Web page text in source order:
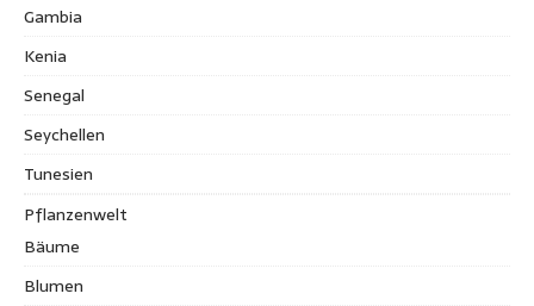
Gambia
Kenia
Senegal
Seychellen
Tunesien
Pflanzenwelt
Bäume
Blumen